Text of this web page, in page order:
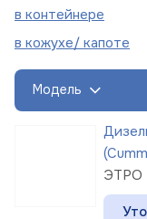
в контейнере
в кожухе/ капоте
Модель
ЭТРО